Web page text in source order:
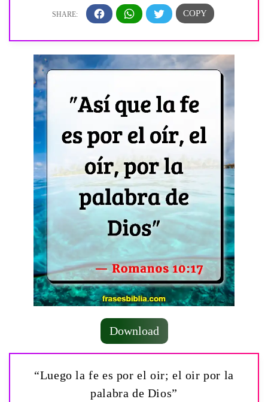
Download
“Luego la fe es por el oir; el oir por la
palabra de Dios”